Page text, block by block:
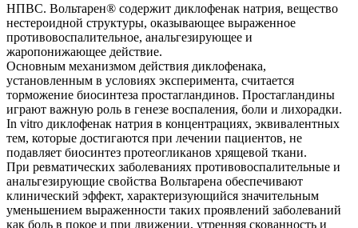
НПВС. Вольтарен® содержит диклофенак натрия, вещество
нестероидной структуры, оказывающее выраженное
противовоспалительное, анальгезирующее и
жаропонижающее действие.
Основным механизмом действия диклофенака,
установленным в условиях эксперимента, считается
торможение биосинтеза простагландинов. Простагландины
играют важную роль в генезе воспаления, боли и лихорадки.
In vitro диклофенак натрия в концентрациях, эквивалентных
тем, которые достигаются при лечении пациентов, не
подавляет биосинтез протеогликанов хрящевой ткани.
При ревматических заболеваниях противовоспалительные и
анальгезирующие свойства Вольтарена обеспечивают
клинический эффект, характеризующийся значительным
уменьшением выраженности таких проявлений заболеваний
как боль в покое и при движении, утренняя скованность и